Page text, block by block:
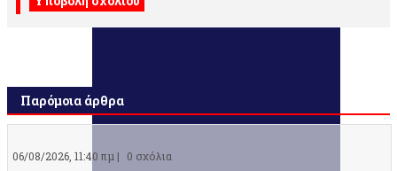
Παρόμοια άρθρα
06/08/2026, 11:40 πμ | 0 σχόλια